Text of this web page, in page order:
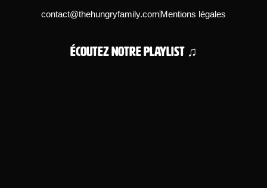
contact@thehungryfamily.comMentions légales
Écoutez notre playlist ♫